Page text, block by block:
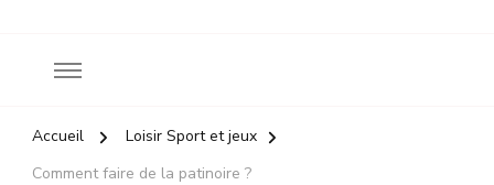
Accueil
Loisir Sport et jeux
Comment faire de la patinoire ?